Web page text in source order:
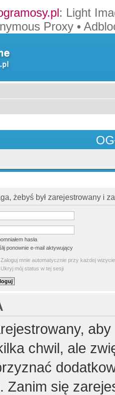
: Light
Proxy •
żebyś był zarejestrowany i
hasła
ponownie e-mail aktywujący
Zaloguj mnie automatycznie przy każdej wizycie
Ukryj mój status w tej sesji
chwil, ale
Zanim się